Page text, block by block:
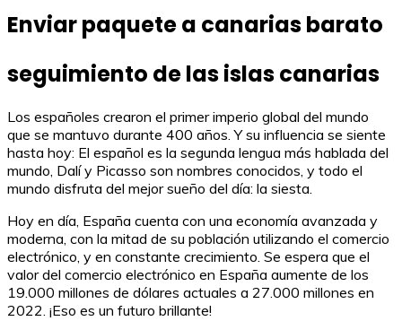
Enviar paquete a canarias barato
seguimiento de las islas canarias
Los españoles crearon el primer imperio global del mundo
que se mantuvo durante 400 años. Y su influencia se siente
hasta hoy: El español es la segunda lengua más hablada del
mundo, Dalí y Picasso son nombres conocidos, y todo el
mundo disfruta del mejor sueño del día: la siesta.
Hoy en día, España cuenta con una economía avanzada y
moderna, con la mitad de su población utilizando el comercio
electrónico, y en constante crecimiento. Se espera que el
valor del comercio electrónico en España aumente de los
19.000 millones de dólares actuales a 27.000 millones en
2022. ¡Eso es un futuro brillante!